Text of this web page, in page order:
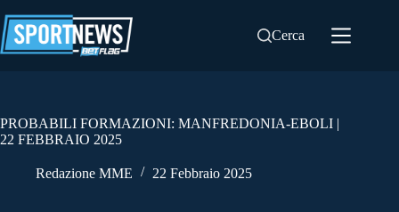
al
contenuto
Cerca
PROBABILI FORMAZIONI: MANFREDONIA-EBOLI |
22 FEBBRAIO 2025
Redazione MME 22 Febbraio 2025